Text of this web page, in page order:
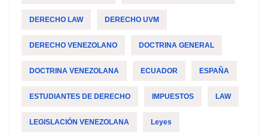
DERECHO LAW DERECHO UVM
DERECHO VENEZOLANO DOCTRINA GENERAL
DOCTRINA VENEZOLANA ECUADOR ESPAÑA
ESTUDIANTES DE DERECHO IMPUESTOS LAW
LEGISLACIÓN VENEZOLANA Leyes